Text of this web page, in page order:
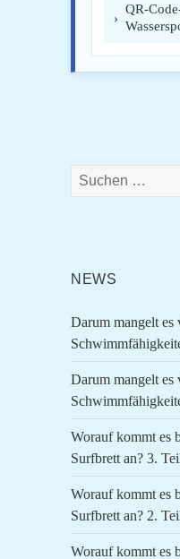
QR-
Suchen
nach:
NEWS
Darum mangelt es
Darum mangelt es
Worauf kommt es
Surfbrett an? 3.
Worauf kommt es
Surfbrett an? 2.
Worauf kommt es